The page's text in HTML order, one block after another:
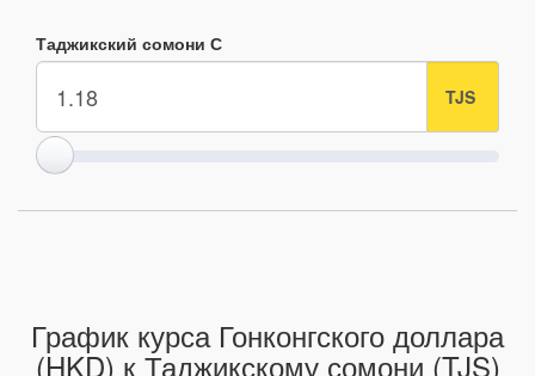
Таджикский сомони С
График курса Гонконгского доллара
(HKD) к Таджикскому сомони (TJS)